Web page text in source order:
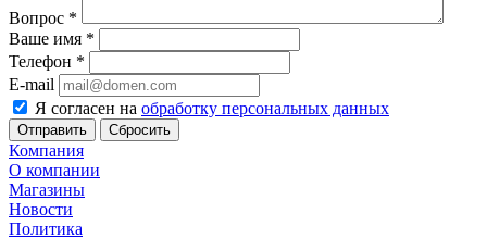
Вопрос *
Ваше имя *
Телефон *
E-mail
Я согласен на обработку персональных данных
Сбросить
Компания
О компании
Магазины
Новости
Политика